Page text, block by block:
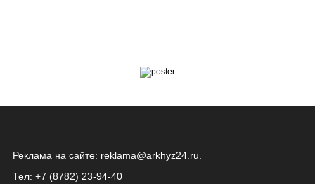
Реклама на сайте: reklama@arkhyz24.ru
Тел: +7 (8782) 23‑94‑40